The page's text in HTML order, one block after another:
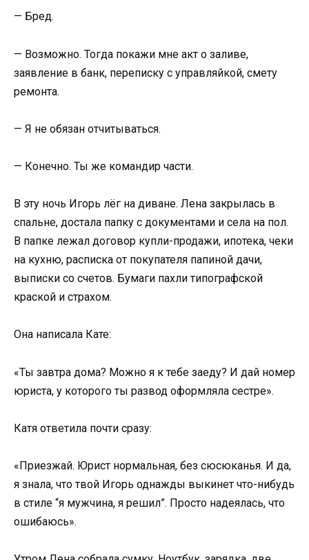
— Бред.
— Возможно. Тогда покажи мне акт о заливе,
заявление в банк, переписку с управляйкой, смету
ремонта.
— Я не обязан отчитываться.
— Конечно. Ты же командир части.
В эту ночь Игорь лёг на диване. Лена закрылась в
спальне, достала папку с документами и села на пол.
В папке лежал договор купли-продажи, ипотека, чеки
на кухню, расписка от покупателя папиной дачи,
выписки со счетов. Бумаги пахли типографской
краской и страхом.
Она написала Кате:
«Ты завтра дома? Можно я к тебе заеду? И дай номер
юриста, у которого ты развод оформляла сестре».
Катя ответила почти сразу:
«Приезжай. Юрист нормальная, без сюсюканья. И да,
я знала, что твой Игорь однажды выкинет что-нибудь
в стиле “я мужчина, я решил”. Просто надеялась, что
ошибаюсь».